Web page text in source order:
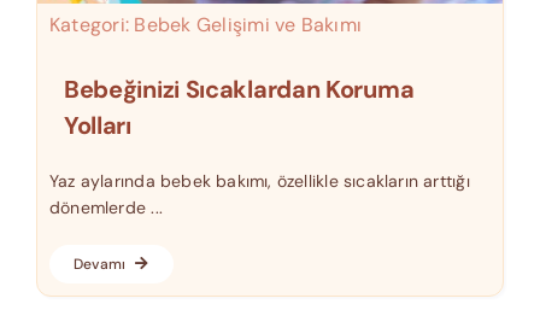
Kategori: Bebek Gelişimi ve Bakımı
Bebeğinizi Sıcaklardan Koruma
Yolları
Yaz aylarında bebek bakımı, özellikle sıcakların arttığı
dönemlerde ...
Devamı